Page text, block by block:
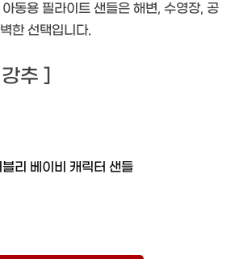
동용 필라이트 샌들은 해변, 수영장, 공
한 선택입니다.
추 ]
리 베이비 캐릭터 샌들